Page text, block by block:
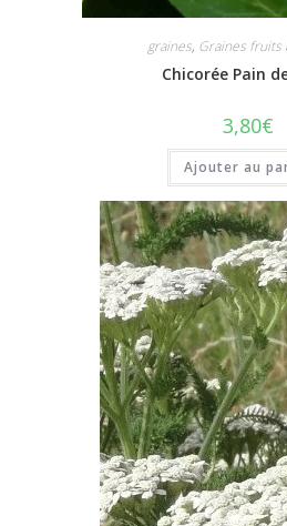
graines, Graines fruits
Chicorée Pain
3,80€
Ajouter au